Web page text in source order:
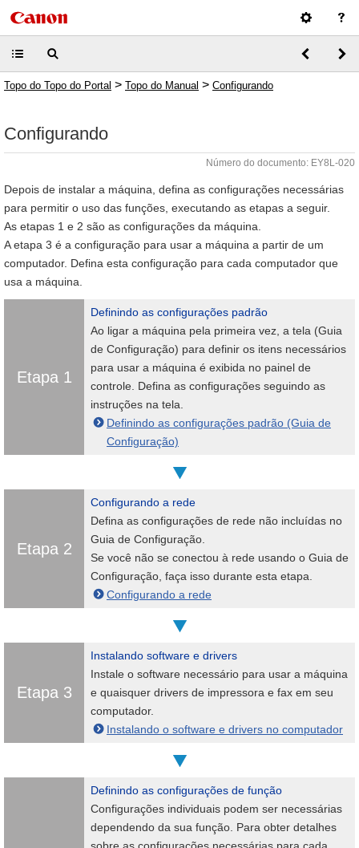
Topo do Topo do Portal > Topo do Manual > Configurando
Configurando
Número do documento: EY8L-020
Depois de instalar a máquina, defina as configurações necessárias
para permitir o uso das funções, executando as etapas a seguir.
As etapas 1 e 2 são as configurações da máquina.
A etapa 3 é a configuração para usar a máquina a partir de um
computador. Defina esta configuração para cada computador que
usa a máquina.
Etapa 1
Definindo as configurações padrão
Ao ligar a máquina pela primeira vez, a tela (Guia
de Configuração) para definir os itens necessários
para usar a máquina é exibida no painel de
controle. Defina as configurações seguindo as
instruções na tela.
Definindo as configurações padrão (Guia de
Configuração)
Etapa 2
Configurando a rede
Defina as configurações de rede não incluídas no
Guia de Configuração.
Se você não se conectou à rede usando o Guia de
Configuração, faça isso durante esta etapa.
Configurando a rede
Etapa 3
Instalando software e drivers
Instale o software necessário para usar a máquina
e quaisquer drivers de impressora e fax em seu
computador.
Instalando o software e drivers no computador
Definindo as configurações de função
Configurações individuais podem ser necessárias
dependendo da sua função. Para obter detalhes